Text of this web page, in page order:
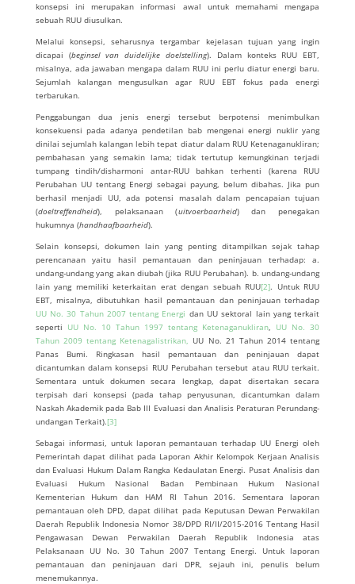
konsepsi ini merupakan informasi awal untuk memahami mengapa
sebuah RUU diusulkan.
Melalui konsepsi, seharusnya tergambar kejelasan tujuan yang ingin
dicapai (beginsel van duidelijke doelstelling). Dalam konteks RUU EBT,
misalnya, ada jawaban mengapa dalam RUU ini perlu diatur energi baru.
Sejumlah kalangan mengusulkan agar RUU EBT fokus pada energi
terbarukan.
Penggabungan dua jenis energi tersebut berpotensi menimbulkan
konsekuensi pada adanya pendetilan bab mengenai energi nuklir yang
dinilai sejumlah kalangan lebih tepat diatur dalam RUU Ketenaganukliran;
pembahasan yang semakin lama; tidak tertutup kemungkinan terjadi
tumpang tindih/disharmoni antar-RUU bahkan terhenti (karena RUU
Perubahan UU tentang Energi sebagai payung, belum dibahas. Jika pun
berhasil menjadi UU, ada potensi masalah dalam pencapaian tujuan
(doeltreffendheid), pelaksanaan (uitvoerbaarheid) dan penegakan
hukumnya (handhaafbaarheid).
Selain konsepsi, dokumen lain yang penting ditampilkan sejak tahap
perencanaan yaitu hasil pemantauan dan peninjauan terhadap: a.
undang-undang yang akan diubah (jika RUU Perubahan). b. undang-undang
lain yang memiliki keterkaitan erat dengan sebuah RUU[2]. Untuk RUU
EBT, misalnya, dibutuhkan hasil pemantauan dan peninjauan terhadap
UU No. 30 Tahun 2007 tentang Energi dan UU sektoral lain yang terkait
seperti UU No. 10 Tahun 1997 tentang Ketenaganukliran, UU No. 30
Tahun 2009 tentang Ketenagalistrikan, UU No. 21 Tahun 2014 tentang
Panas Bumi. Ringkasan hasil pemantauan dan peninjauan dapat
dicantumkan dalam konsepsi RUU Perubahan tersebut atau RUU terkait.
Sementara untuk dokumen secara lengkap, dapat disertakan secara
terpisah dari konsepsi (pada tahap penyusunan, dicantumkan dalam
Naskah Akademik pada Bab III Evaluasi dan Analisis Peraturan Perundang-
undangan Terkait).[3]
Sebagai informasi, untuk laporan pemantauan terhadap UU Energi oleh
Pemerintah dapat dilihat pada Laporan Akhir Kelompok Kerjaan Analisis
dan Evaluasi Hukum Dalam Rangka Kedaulatan Energi. Pusat Analisis dan
Evaluasi Hukum Nasional Badan Pembinaan Hukum Nasional
Kementerian Hukum dan HAM RI Tahun 2016. Sementara laporan
pemantauan oleh DPD, dapat dilihat pada Keputusan Dewan Perwakilan
Daerah Republik Indonesia Nomor 38/DPD RI/II/2015-2016 Tentang Hasil
Pengawasan Dewan Perwakilan Daerah Republik Indonesia atas
Pelaksanaan UU No. 30 Tahun 2007 Tentang Energi. Untuk laporan
pemantauan dan peninjauan dari DPR, sejauh ini, penulis belum
menemukannya.